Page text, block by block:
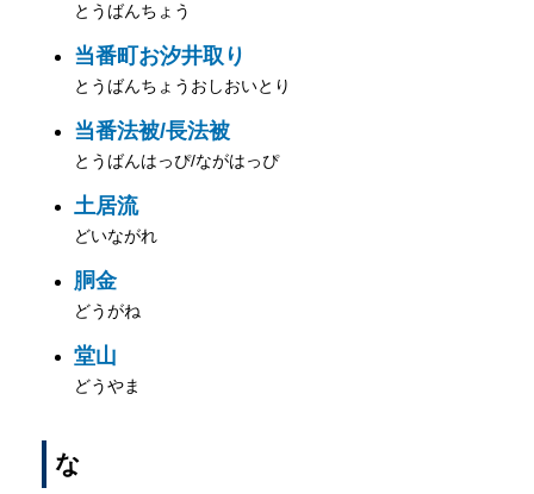
とうばんちょう
当番町お汐井取り
とうばんちょうおしおいとり
当番法被/長法被
とうばんはっぴ/ながはっぴ
土居流
どいながれ
胴金
どうがね
堂山
どうやま
な